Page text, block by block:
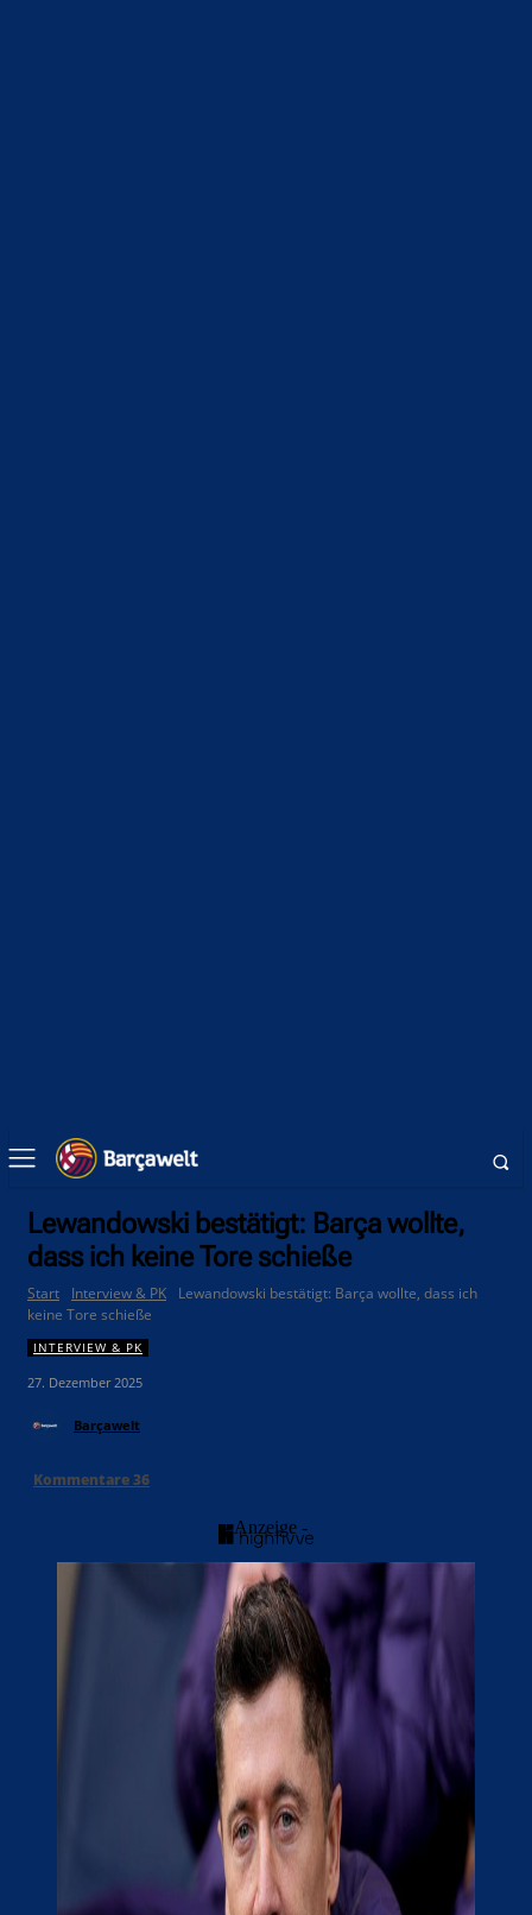
Lewandowski bestätigt: Barça wollte,
dass ich keine Tore schieße
Start Interview & PK
Lewandowski bestätigt: Barça wollte, dass ich
keine Tore schieße
INTERVIEW & PK
27. Dezember 2025
Barçawelt
Kommentare36
- Anzeige -